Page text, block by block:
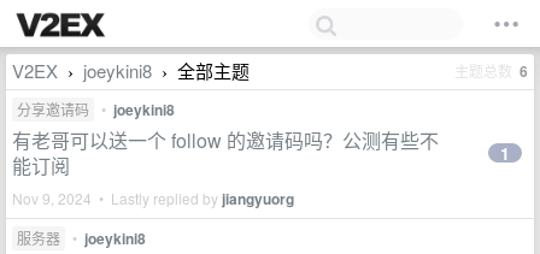
V2EX › joeykini8 › 全部主题 主题总数 6
分享邀请码 • joeykini8
有老哥可以送一个 follow 的邀请码吗？公测有些不
能订阅
Nov 9, 2024 • Lastly replied by jiangyuorg
1
服务器 • joeykini8